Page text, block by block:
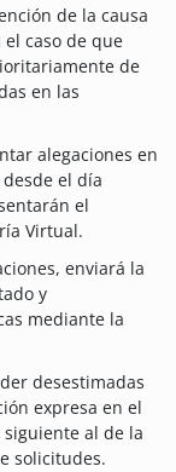
de la causa
caso de que
de
en las
alegaciones en
el día
el
Virtual.
enviará la
y
mediante la
desestimadas
expresa en el
al de la
solicitudes.